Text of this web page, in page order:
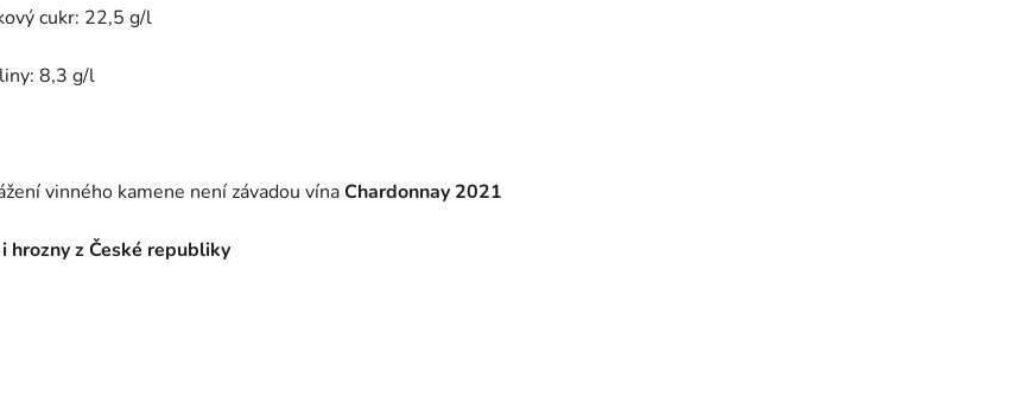
cukr: 22,5 g/l
8,3 g/l
vinného kamene není závadou vínaChardonnay 2021
hrozny z České republiky